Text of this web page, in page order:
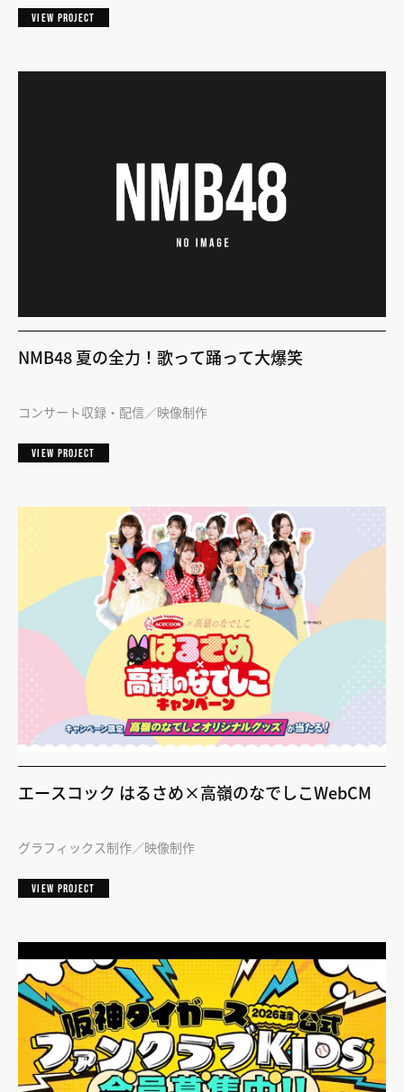
VIEW PROJECT
NMB48 夏の全力！歌って踊って大爆笑
コンサート収録・配信 映像制作
VIEW PROJECT
エースコック はるさめ×高嶺のなでしこWebCM
グラフィックス制作 映像制作
VIEW PROJECT